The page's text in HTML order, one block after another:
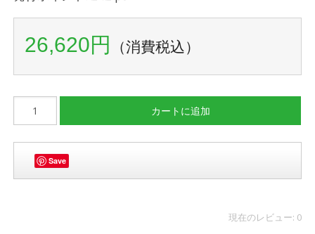
26,620円 （消費税込）
Save
現在のレビュー: 0